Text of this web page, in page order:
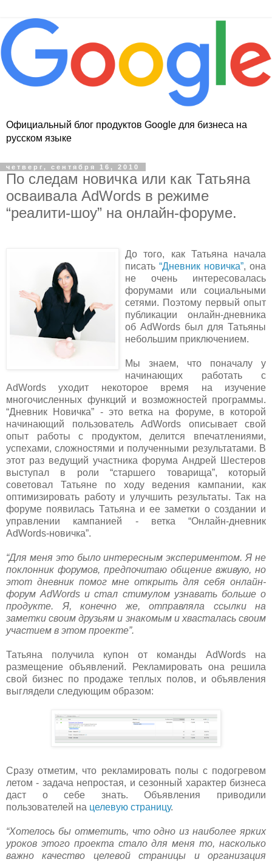
Официальный блог продуктов Google для бизнеса на
русском языке
четверг, сентября 16, 2010
По следам новичка или как Татьяна
осваивала AdWords в режиме
“реалити-шоу” на онлайн-форуме.
До того, как Татьяна начала
писать “Дневник новичка”, она
не очень интересовалась
форумами или социальными
сетями. Поэтому первый опыт
публикации онлайн-дневника
об AdWords был для Татьяны
небольшим приключением.
Мы знаем, что поначалу у
начинающих работать с
AdWords уходит некоторое время на изучение
многочисленных функций и возможностей программы.
“Дневник Новичка” - это ветка на форуме, в которой
начинающий пользователь AdWords описывает свой
опыт работы с продуктом, делится впечатлениями,
успехами, сложностями и полученными результатами. В
этот раз ведущий участника форума Андрей Шестеров
выступал в роли “старшего товарища”, который
советовал Татьяне по ходу ведения кампании, как
оптимизировать работу и улучшить результаты. Так на
форуме появилась Татьяна и ее заметки о создании и
управлении кампанией - ветка “Онлайн-дневник
AdWords-новичка”.
“Для меня это было интересным экспериментом. Я не
поклонник форумов, предпочитаю общение вживую, но
этот дневник помог мне открыть для себя онлайн-
форум AdWords и стал стимулом узнавать больше о
продукте. Я, конечно же, отправляла ссылки на
заметки своим друзьям и знакомым и хвасталась своим
участием в этом проекте”.
Татьяна получила купон от команды AdWords на
размещение объявлений. Рекламировать она решила
свой бизнес по продаже теплых полов, и объявления
выглядели следующим образом:
Сразу отметим, что рекламировать полы с подогревом
летом - задача непростая, и сезонный характер бизнеса
даст о себе знать. Объявления приводили
пользователей на целевую страницу.
“Хотелось бы отметить, что одно из наиболее ярких
уроков этого проекта стало для меня то, насколько
важно качество целевой страницы и организация